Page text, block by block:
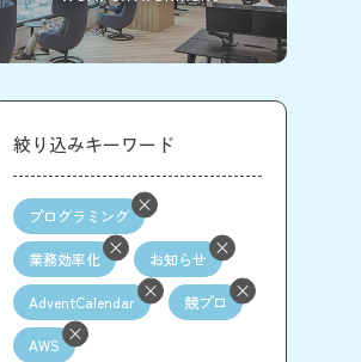
絞り込みキーワード
プログラミング
業務効率化 お知らせ
AdventCalendar 競プロ
AWS